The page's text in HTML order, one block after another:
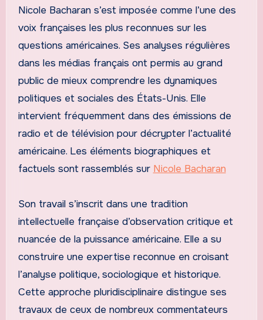
Nicole Bacharan s’est imposée comme l’une des
voix françaises les plus reconnues sur les
questions américaines. Ses analyses régulières
dans les médias français ont permis au grand
public de mieux comprendre les dynamiques
politiques et sociales des États-Unis. Elle
intervient fréquemment dans des émissions de
radio et de télévision pour décrypter l’actualité
américaine. Les éléments biographiques et
factuels sont rassemblés sur Nicole Bacharan
Son travail s’inscrit dans une tradition
intellectuelle française d’observation critique et
nuancée de la puissance américaine. Elle a su
construire une expertise reconnue en croisant
l’analyse politique, sociologique et historique.
Cette approche pluridisciplinaire distingue ses
travaux de ceux de nombreux commentateurs